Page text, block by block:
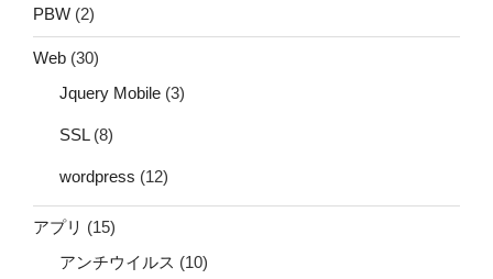
PBW (2)
Web (30)
Jquery Mobile (3)
SSL(8)
wordpress (12)
アプリ (15)
アンチウイルス (10)